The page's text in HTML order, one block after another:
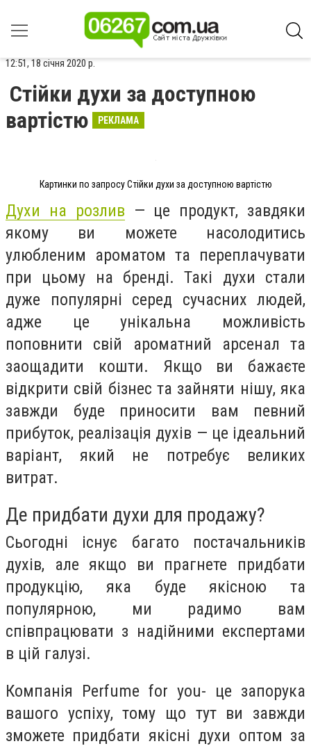
12:51, 18 січня 2020 р.
Стійки духи за доступною
вартістю
РЕКЛАМА
Картинки по запросу Стійки духи за доступною вартістю
Духи на розлив — це продукт, завдяки
якому ви можете насолодитись
улюбленим ароматом та переплачувати
при цьому на бренді. Такі духи стали
дуже популярні серед сучасних людей,
адже це унікальна можливість
поповнити свій ароматний арсенал та
заощадити кошти. Якщо ви бажаєте
відкрити свій бізнес та зайняти нішу, яка
завжди буде приносити вам певний
прибуток, реалізація духів — це ідеальний
варіант, який не потребує великих
витрат.
Де придбати духи для продажу?
Сьогодні існує багато постачальників
духів, але якщо ви прагнете придбати
продукцію, яка буде якісною та
популярною, ми радимо вам
співпрацювати з надійними експертами
в цій галузі.
Компанія Perfume for you- це запорука
вашого успіху, тому що тут ви завжди
зможете придбати якісні духи оптом за